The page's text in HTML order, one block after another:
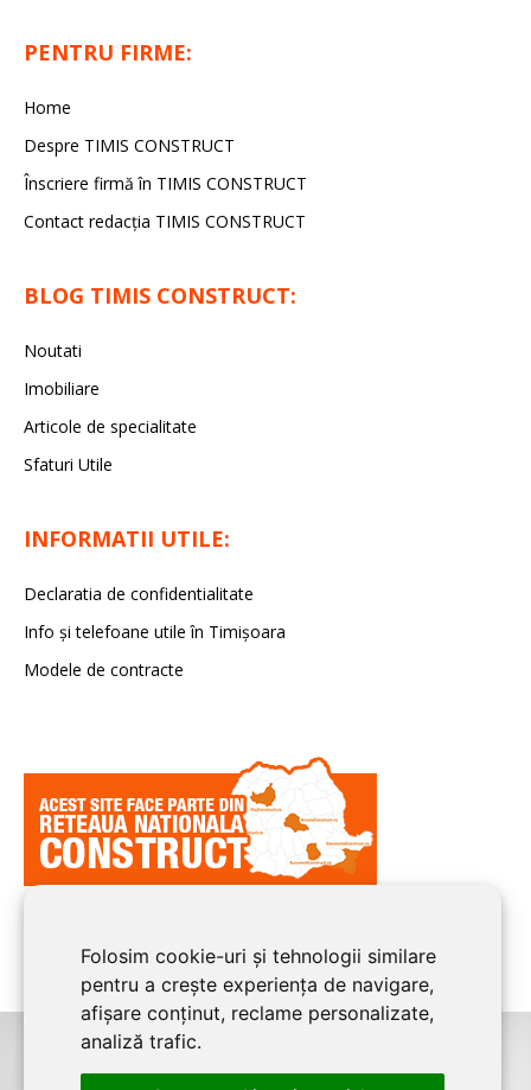
Folosim cookie-uri și tehnologii similare
pentru a crește experiența de navigare,
afișare conținut, reclame personalizate,
analiză trafic.
PENTRU FIRME:
Home
Despre TIMIS CONSTRUCT
Înscriere firmă în TIMIS CONSTRUCT
Contact redacția TIMIS CONSTRUCT
BLOG TIMIS CONSTRUCT:
Noutati
Imobiliare
Articole de specialitate
Sfaturi Utile
INFORMATII UTILE:
Declaratia de confidentialitate
Info și telefoane utile în Timișoara
Modele de contracte